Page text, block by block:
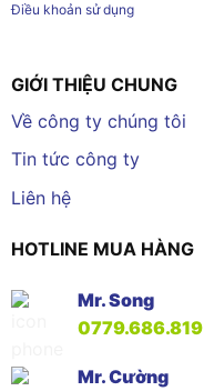
Điều khoản sử dụng
GIỚI THIỆU CHUNG
Về công ty chúng tôi
Tin tức công ty
Liên hệ
HOTLINE MUA HÀNG
Mr. Song
0779.686.819
Mr. Cường